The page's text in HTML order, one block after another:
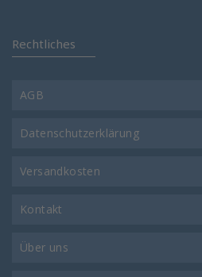
Rechtliches
AGB
Datenschutzerklärung
Versandkosten
Kontakt
Über uns